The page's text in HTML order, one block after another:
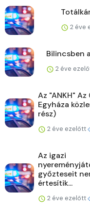
2 éve
Bilincsben
2 éve
Az "ANKH"
Egyháza
rész)
2 éve ezelőtt
Az igazi
győzteseit
értesítik...
2 éve ezelőtt